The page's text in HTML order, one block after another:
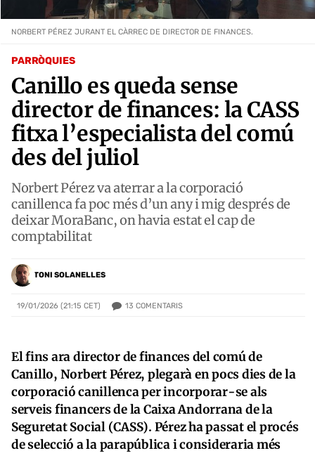
PARRÒQUIES
Canillo es queda sense
director de finances: la CASS
fitxa l’especialista del comú
des del juliol
Norbert Pérez va aterrar a la corporació
canillenca fa poc més d’un any i mig després de
deixar MoraBanc, on havia estat el cap de
comptabilitat
TONI SOLANELLES
19/01/2026 (21:15 CET) 13 COMENTARIS
NORBERT PÉREZ JURANT EL CÀRREC DE DIRECTOR DE FINANCES.
El fins ara director de finances del comú de
Canillo, Norbert Pérez, plegarà en pocs dies de la
corporació canillenca per incorporar-se als
serveis financers de la Caixa Andorrana de la
Seguretat Social (CASS). Pérez ha passat el procés
de selecció a la parapública i consideraria més